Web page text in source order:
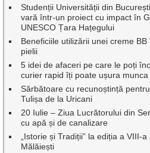
Studenții Universității din
vară într-un proiect cu impact în
UNESCO Țara Hațegului
Beneficiile utilizării unei creme
pielii
5 idei de afaceri pe care le poți
curier rapid îți poate ușura munca
Sărbătoare cu recunoștință
Tulișa de la Uricani
20 Iulie – Ziua Lucrătorului din
cu apă și de canalizare
„Istorie și Tradiții” la ediția a VIII-
Mălăiești